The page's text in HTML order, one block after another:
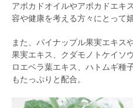
アボカドオイルやアボカドエキ
容や健康を考える方々にとって
また、パイナップル果実エキス
果実エキス、クダモノトケイソ
ロエベラ葉エキス、ハトムギ種
もたっぷりと配合。